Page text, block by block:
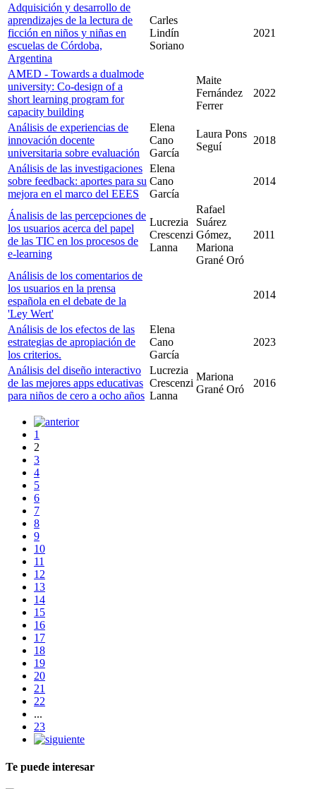
Adquisición y desarrollo de
aprendizajes de la lectura de
ficción en niños y niñas en
escuelas de Córdoba,
Argentina
Carles
Lindín
Soriano
2021
AMED - Towards a dualmode
university: Co-design of a
short learning program for
capacity building
Maite
Fernández
Ferrer
2022
Análisis de experiencias de
innovación docente
universitaria sobre evaluación
Elena
Cano
García
Laura Pons
Seguí
2018
Análisis de las investigaciones
sobre feedback: aportes para su
mejora en el marco del EEES
Elena
Cano
García
2014
Ánalisis de las percepciones de
los usuarios acerca del papel
de las TIC en los procesos de
e-learning
Lucrezia
Crescenzi
Lanna
Rafael
Suárez
Gómez,
Mariona
Grané Oró
2011
Análisis de los comentarios de
los usuarios en la prensa
española en el debate de la
'Ley Wert'
2014
Análisis de los efectos de las
estrategias de apropiación de
los criterios.
Elena
Cano
García
2023
Análisis del diseño interactivo
de las mejores apps educativas
para niños de cero a ocho años
Lucrezia
Crescenzi
Lanna
Mariona
Grané Oró
2016
1
2
3
4
5
6
7
8
9
10
11
12
13
14
15
16
17
18
19
20
21
22
...
23
Te puede interesar